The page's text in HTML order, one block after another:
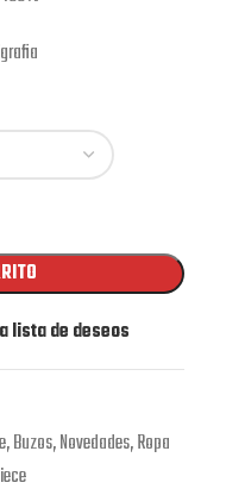
lista de deseos
,Buzos,Novedades,Ropa